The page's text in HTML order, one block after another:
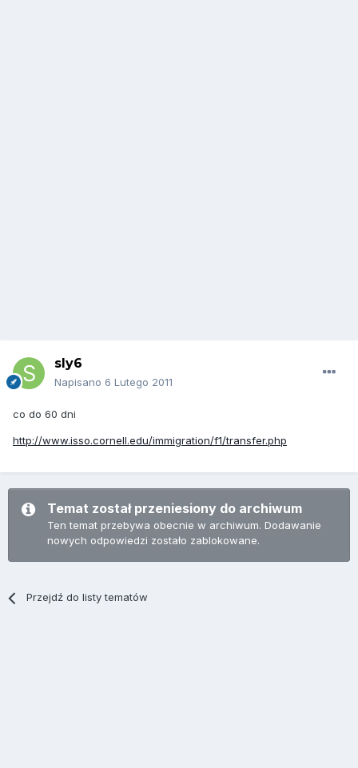
sly6
Napisano 6 Lutego 2011
co do 60 dni
http://www.isso.cornell.edu/immigration/f1/transfer.php
Temat został przeniesiony do archiwum
Ten temat przebywa obecnie w archiwum. Dodawanie
nowych odpowiedzi zostało zablokowane.
Przejdź do listy tematów